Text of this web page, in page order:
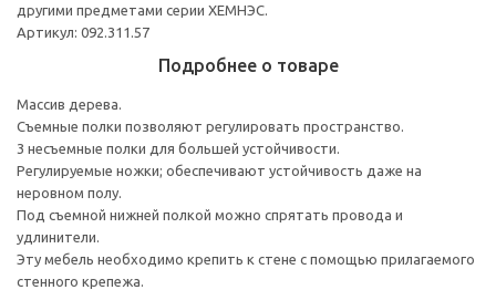
другими предметами серии ХЕМНЭС.
Артикул: 092.311.57
Подробнее о товаре
Массив дерева.
Съемные полки позволяют регулировать пространство.
3 несъемные полки для большей устойчивости.
Регулируемые ножки; обеспечивают устойчивость даже на
неровном полу.
Под съемной нижней полкой можно спрятать провода и
удлинители.
Эту мебель необходимо крепить к стене с помощью прилагаемого
стенного крепежа.